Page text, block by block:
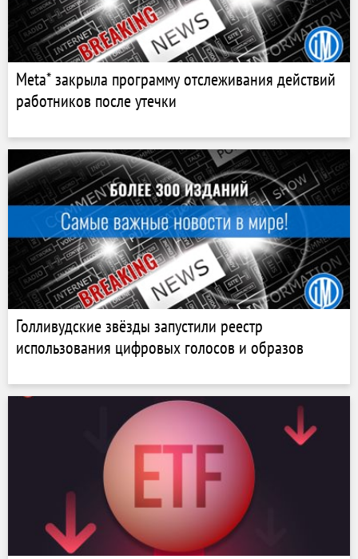
Meta* закрыла программу отслеживания действий
работников после утечки
Голливудские звёзды запустили реестр
использования цифровых голосов и образов